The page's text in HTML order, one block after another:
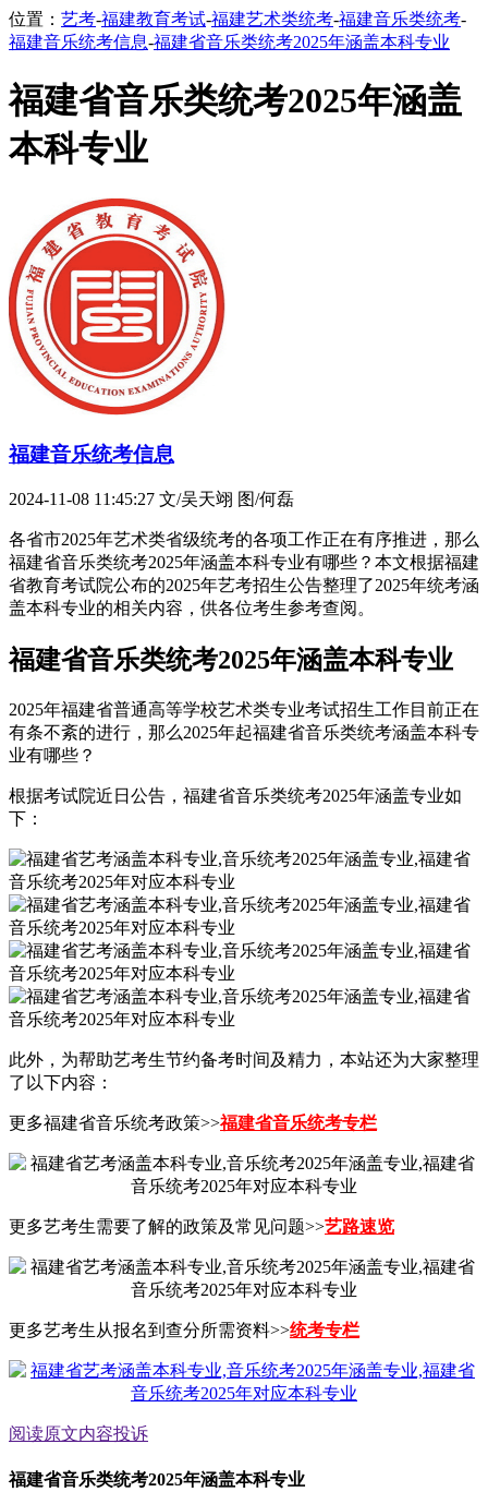
位置： 艺考-福建教育考试-福建艺术类统考-福建音乐类统考-
福建音乐统考信息-福建省音乐类统考2025年涵盖本科专业
福建省音乐类统考2025年涵盖
本科专业
福建音乐统考信息
2024-11-08 11:45:27 文/吴天翊 图/何磊
各省市2025年艺术类省级统考的各项工作正在有序推进，那么
福建省音乐类统考2025年涵盖本科专业有哪些？本文根据福建
省教育考试院公布的2025年艺考招生公告整理了2025年统考涵
盖本科专业的相关内容，供各位考生参考查阅。
福建省音乐类统考2025年涵盖本科专业
2025年福建省普通高等学校艺术类专业考试招生工作目前正在
有条不紊的进行，那么2025年起福建省音乐类统考涵盖本科专
业有哪些？
根据考试院近日公告，福建省音乐类统考2025年涵盖专业如
下：
此外，为帮助艺考生节约备考时间及精力，本站还为大家整理
了以下内容：
更多福建省音乐统考政策>>福建省音乐统考专栏
更多艺考生需要了解的政策及常见问题>>艺路速览
更多艺考生从报名到查分所需资料>>统考专栏
阅读原文内容投诉
福建省音乐类统考2025年涵盖本科专业